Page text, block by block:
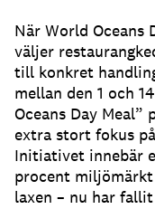
När World Oceans
väljer
till konkret
mellan den 1 och
Oceans Day
extra stort fokus
Initiativet innebär
procent
laxen – nu har